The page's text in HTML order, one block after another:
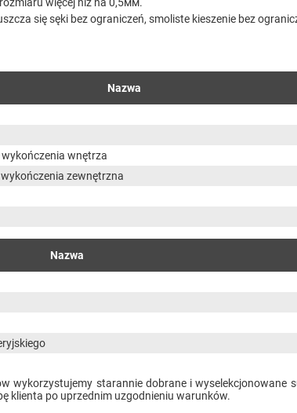
się sęki bez ograniczeń, smoliste kieszenie bez
Nazwa
wnętrza
zewnętrzna
Nazwa
wykorzystujemy starannie dobrane i
klienta po uprzednim uzgodnieniu warunków.